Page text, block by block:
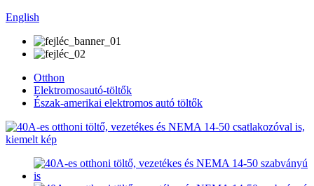
English
Otthon
Elektromosautó-töltők
Észak-amerikai elektromos autó töltők